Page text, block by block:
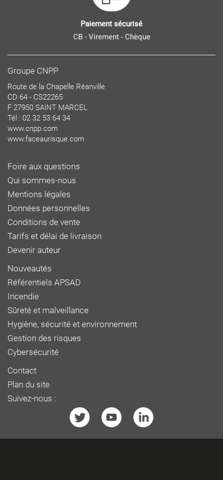
Paiement sécurisé
CB - Virement - Chèque
Groupe CNPP
Route de la Chapelle Réanville
CD 64 - CS22265
F 27950 SAINT MARCEL
Tél : 02 32 53 64 34
www.cnpp.com
www.faceaurisque.com
Foire aux questions
Qui sommes-nous
Mentions légales
Données personnelles
Conditions de vente
Tarifs et délai de livraison
Devenir auteur
Nouveautés
Référentiels APSAD
Incendie
Sûreté et malveillance
Hygiène, sécurité et environnement
Gestion des risques
Cybersécurité
Contact
Plan du site
Suivez-nous :